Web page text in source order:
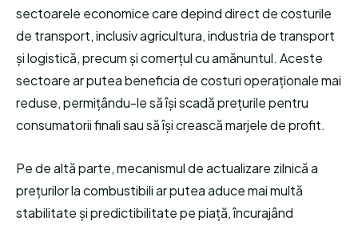
sectoarele economice care depind direct de costurile
de transport, inclusiv agricultura, industria de transport
și logistică, precum și comerțul cu amănuntul. Aceste
sectoare ar putea beneficia de costuri operaționale mai
reduse, permițându-le să își scadă prețurile pentru
consumatorii finali sau să își crească marjele de profit.
Pe de altă parte, mecanismul de actualizare zilnică a
prețurilor la combustibili ar putea aduce mai multă
stabilitate și predictibilitate pe piață, încurajând